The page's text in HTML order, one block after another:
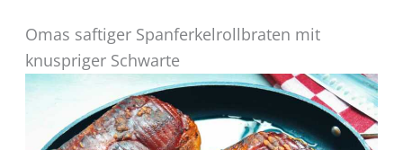
Omas saftiger Spanferkelrollbraten mit
knuspriger Schwarte